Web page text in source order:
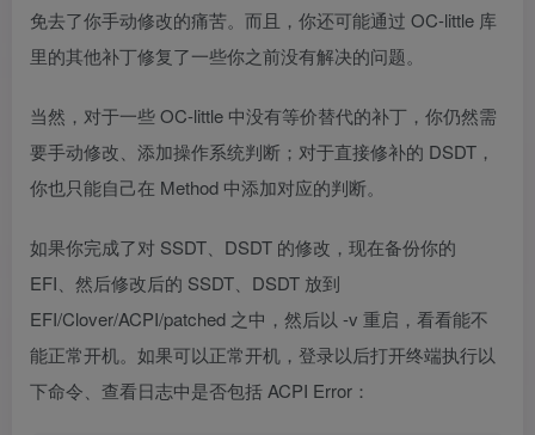
免去了你手动修改的痛苦。而且，你还可能通过 OC-little 库
里的其他补丁修复了一些你之前没有解决的问题。
当然，对于一些 OC-little 中没有等价替代的补丁，你仍然需
要手动修改、添加操作系统判断；对于直接修补的 DSDT，
你也只能自己在 Method 中添加对应的判断。
如果你完成了对 SSDT、DSDT 的修改，现在备份你的
EFI、然后修改后的 SSDT、DSDT 放到
EFI/Clover/ACPI/patched 之中，然后以 -v 重启，看看能不
能正常开机。如果可以正常开机，登录以后打开终端执行以
下命令、查看日志中是否包括 ACPI Error：